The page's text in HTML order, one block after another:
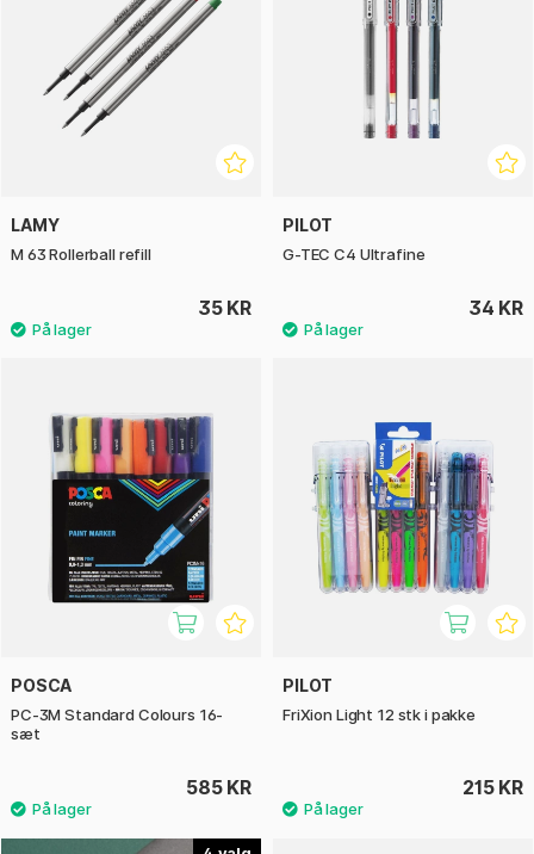
LAMY
M 63 Rollerball refill
35 KR
PILOT
G-TEC C4 Ultrafine
34 KR
POSCA
PC-3M Standard Colours 16-
sæt
585 KR
PILOT
FriXion Light 12 stk i pakke
215 KR